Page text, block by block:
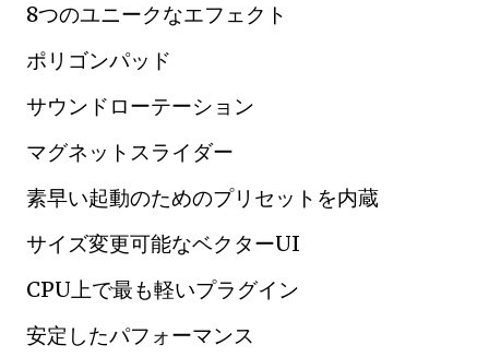
8つのユニークなエフェクト
ポリゴンパッド
サウンドローテーション
マグネットスライダー
素早い起動のためのプリセットを内蔵
サイズ変更可能なベクターUI
CPU上で最も軽いプラグイン
安定したパフォーマンス